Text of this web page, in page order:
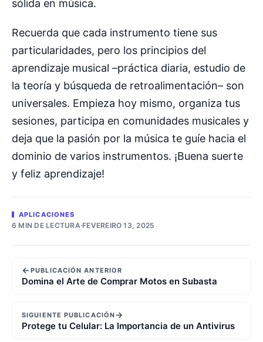
sólida en música.
Recuerda que cada instrumento tiene sus
particularidades, pero los principios del
aprendizaje musical –práctica diaria, estudio de
la teoría y búsqueda de retroalimentación– son
universales. Empieza hoy mismo, organiza tus
sesiones, participa en comunidades musicales y
deja que la pasión por la música te guíe hacia el
dominio de varios instrumentos. ¡Buena suerte
y feliz aprendizaje!
APLICACIONES
6 MIN DE LECTURA·FEVEREIRO 13, 2025
←PUBLICACIÓN ANTERIOR
Domina el Arte de Comprar Motos en Subasta
SIGUIENTE PUBLICACIÓN→
Protege tu Celular: La Importancia de un Antivirus